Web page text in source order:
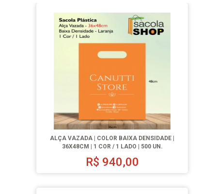
ALÇA VAZADA | COLOR BAIXA DENSIDADE |
36X48CM | 1 COR / 1 LADO | 500 UN.
R$ 940,00